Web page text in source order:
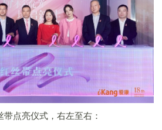
点亮仪式，右左至右：